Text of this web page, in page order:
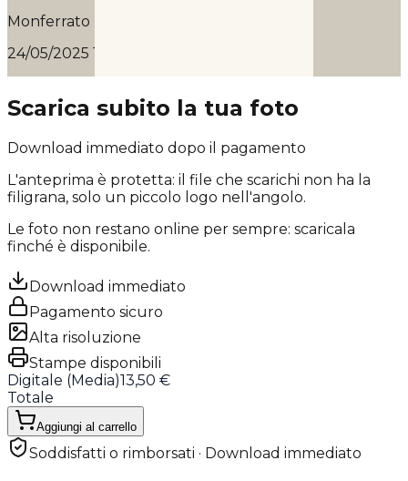
Monferrato
24/05/2025 12:26
Scarica subito la tua foto
Download immediato dopo il pagamento
L'anteprima è protetta: il file che scarichi non ha la
filigrana, solo un piccolo logo nell'angolo.
Le foto non restano online per sempre: scaricala
finché è disponibile.
Download immediato
Pagamento sicuro
Alta risoluzione
Stampe disponibili
Digitale (Media)13,50 €
Totale
Aggiungi al carrello
Soddisfatti o rimborsati · Download immediato